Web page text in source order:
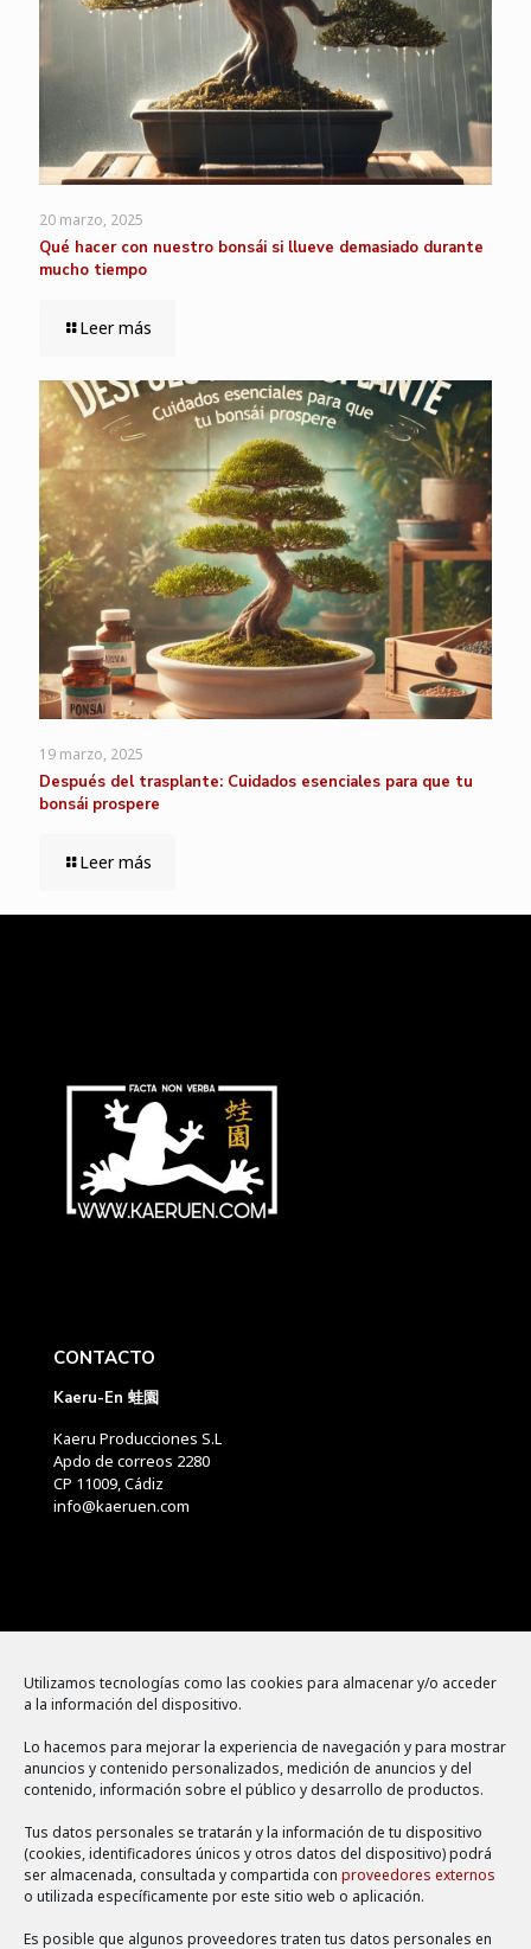
Utilizamos tecnologías como las cookies para almacenar y/o acceder
a la información del dispositivo.
Lo hacemos para mejorar la experiencia de navegación y para mostrar
anuncios y contenido personalizados, medición de anuncios y del
contenido, información sobre el público y desarrollo de productos.
Tus datos personales se tratarán y la información de tu dispositivo
(cookies, identificadores únicos y otros datos del dispositivo) podrá
ser almacenada, consultada y compartida con proveedores externos
o utilizada específicamente por este sitio web o aplicación.
Es posible que algunos proveedores traten tus datos personales en
20 marzo, 2025
Qué hacer con nuestro bonsái si llueve demasiado durante
mucho tiempo
Leer más
19 marzo, 2025
Después del trasplante: Cuidados esenciales para que tu
bonsái prospere
Leer más
CONTACTO
Kaeru-En 蛙園
Kaeru Producciones S.L
Apdo de correos 2280
CP 11009, Cádiz
info@kaeruen.com
Política de cookies
Aviso legal
Política de privacidad